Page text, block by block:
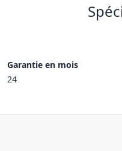
Garantie en mois
24